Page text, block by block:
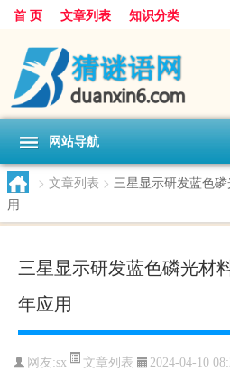
首 页 文章列表 知识分类
网站导航
> 文章列表 > 三星显示研发蓝色
用
三星显示研发蓝色磷光材
年应用
网友:sx 文章列表 2024-04-10